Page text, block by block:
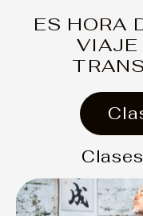
ES HORA
VIAJE